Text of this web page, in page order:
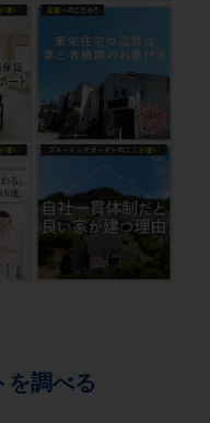
を調べる